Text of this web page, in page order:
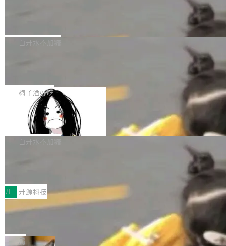
获配9...
题，该问题可能导致在旧版 Linux 内核...
P）！这一里程碑不仅标志着 Fluss 迈入新的发
长期停止内容更新，未能实现其作为“AI版维基百
提交的编辑请求也长期处于待处理状态。 Groki
pedia 于去年底上线，定位为由人工智能生成内
容的百科平台，被马斯克视为传统众包百科网站
维基百科的替代方案。Lawfare 调查发现，无论
热门页面还是低关注度页面，均未出现近期更
白开水不加糖
是这样的：配 MessageSource 的 Bean、写 R
eloadableResourceBundleMessageSource、
声明 LocaleResolver、注册 LocaleChangeInt
erceptor…五六步之后才能看到第一行翻译文
本。 Solon 换了个方式。整个 i18n 模块围绕三
梅子酒好吃
Apache Doris 4.1 全面增强 Iceberg：
支持 UPDATE、MERGE INTO 与 Iceb
erg V3
Apache Doris 4.1 要补齐的，正是缺失的那一
半。在已有查询能力的基础上，Doris 进一步支
常维护操作，并完整支持 Iceberg V3 格式。
白开水不加糖
村国家自主创新示范区会议中心开幕。本届大会
由中关村智联软件服务业质量创新联盟主办，以
“智构可信·质创未来——AI原生时代的质量新范
式”为主题，直面AI从实验室走向规模化产业落地
的核心质量命题。会上，《2026智能研发生产力
开 开源科技
让非法状态不可表示：一篇关于 ADT
有一种东西，一旦用过就回不去了。Alex Fedos
eev 管它叫"软件设计的基石"。 他说的东西不新
局